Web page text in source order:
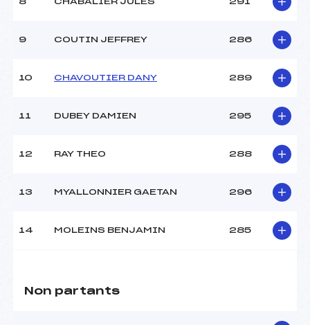
8 CHABALIER JULES 291
9 COUTIN JEFFREY 286
10 CHAVOUTIER DANY 289
11 DUBEY DAMIEN 295
12 RAY THEO 288
13 MYALLONNIER GAETAN 296
14 MOLEINS BENJAMIN 285
Non partants